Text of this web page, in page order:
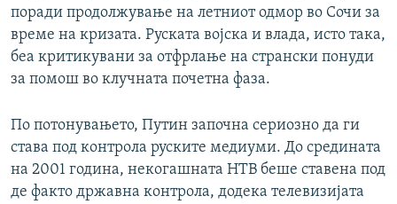
поради продолжување на летниот одмор во Сочи за
време на кризата. Руската војска и влада, исто така,
беа критикувани за отфрлање на странски понуди
за помош во клучната почетна фаза.
По потонувањето, Путин започна сериозно да ги
става под контрола руските медиуми. До средината
на 2001 година, некогашната НТВ беше ставена под
де факто државна контрола, додека телевизијата